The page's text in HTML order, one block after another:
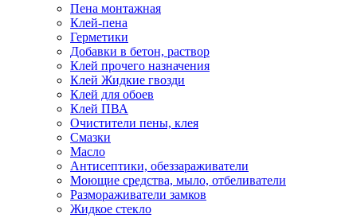
Пена монтажная
Клей-пена
Герметики
Добавки в бетон, раствор
Клей прочего назначения
Клей Жидкие гвозди
Клей для обоев
Клей ПВА
Очистители пены, клея
Смазки
Масло
Антисептики, обеззараживатели
Моющие средства, мыло, отбеливатели
Размораживатели замков
Жидкое стекло